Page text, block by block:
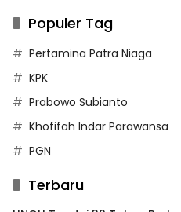
Populer Tag
Pertamina Patra Niaga
KPK
Prabowo Subianto
Khofifah Indar Parawansa
PGN
Terbaru